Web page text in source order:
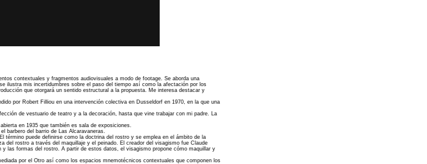
contextuales y fragmentos audiovisuales a modo de footage. Se aborda una
ilustra mis incertidumbres sobre el paso del tiempo así como la afectación por los
que otorgará un sentido estructural a la propuesta. Me interesa destacar y
por Robert Filliou en una intervención colectiva en Dusseldorf en 1970, en la que una
de vestuario de teatro y a la decoración, hasta que vine trabajar con mi padre. La
en 1935 que también es sala de exposiciones.
barbero del barrio de Las Alcaravaneras.
término puede definirse como la doctrina del rostro y se emplea en el ámbito de la
del rostro a través del maquillaje y el peinado. El creador del visagismo fue Claude
las formas del rostro. A partir de estos datos, el visagismo propone cómo maquillar y
por el Otro así como los espacios mnemotécnicos contextuales que componen los